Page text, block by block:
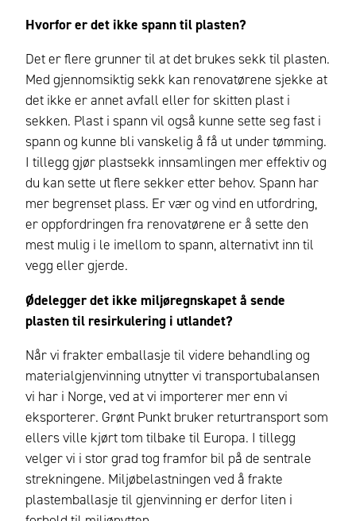
Hvorfor er det ikke spann til plasten?
Det er flere grunner til at det brukes sekk til plasten.
Med gjennomsiktig sekk kan renovatørene sjekke at
det ikke er annet avfall eller for skitten plast i
sekken. Plast i spann vil også kunne sette seg fast i
spann og kunne bli vanskelig å få ut under tømming.
I tillegg gjør plastsekk innsamlingen mer effektiv og
du kan sette ut flere sekker etter behov. Spann har
mer begrenset plass. Er vær og vind en utfordring,
er oppfordringen fra renovatørene er å sette den
mest mulig i le imellom to spann, alternativt inn til
vegg eller gjerde.
Ødelegger det ikke miljøregnskapet å sende
plasten til resirkulering i utlandet?
Når vi frakter emballasje til videre behandling og
materialgjenvinning utnytter vi transportubalansen
vi har i Norge, ved at vi importerer mer enn vi
eksporterer. Grønt Punkt bruker returtransport som
ellers ville kjørt tom tilbake til Europa. I tillegg
velger vi i stor grad tog framfor bil på de sentrale
strekningene. Miljøbelastningen ved å frakte
plastemballasje til gjenvinning er derfor liten i